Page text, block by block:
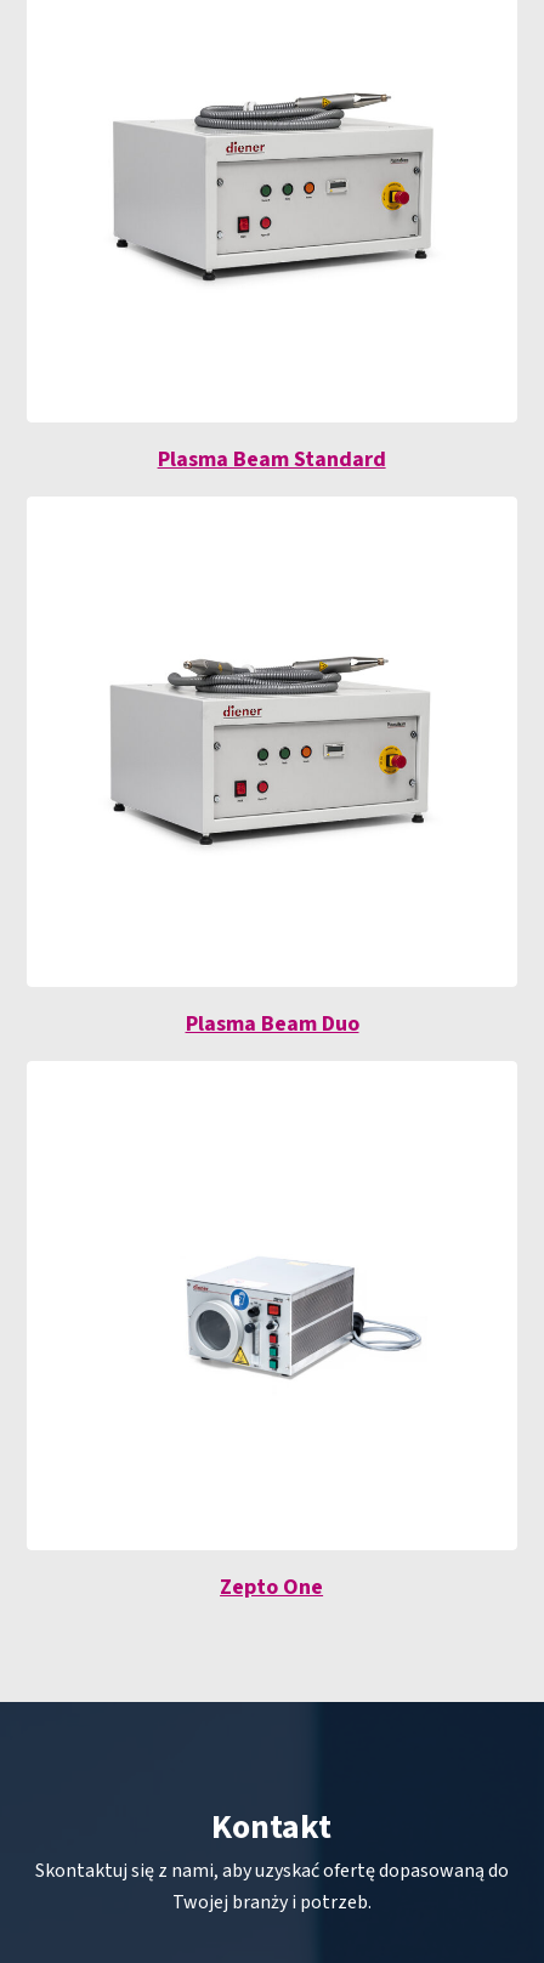
Plasma Beam Standard
Plasma Beam Duo
Zepto One
Kontakt
Skontaktuj się z nami, aby uzyskać ofertę dopasowaną do
Twojej branży i potrzeb.